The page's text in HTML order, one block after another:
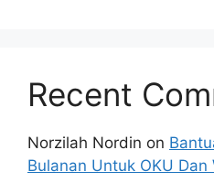
Recent
Norzilah Nordin on
Bulanan Untuk OKU Dan